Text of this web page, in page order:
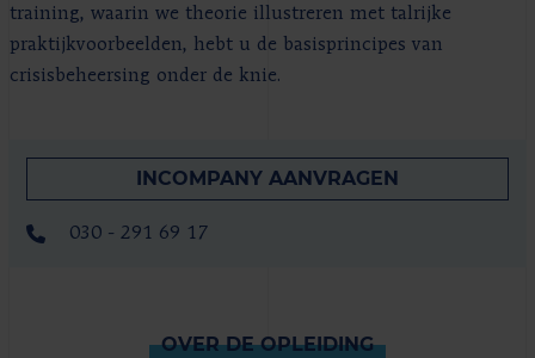
training, waarin we theorie illustreren met talrijke
praktijkvoorbeelden, hebt u de basisprincipes van
crisisbeheersing onder de knie.
INCOMPANY AANVRAGEN
030 - 291 69 17
OVER DE OPLEIDING